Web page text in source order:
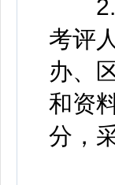
2.实
考评
办、
和资
分，